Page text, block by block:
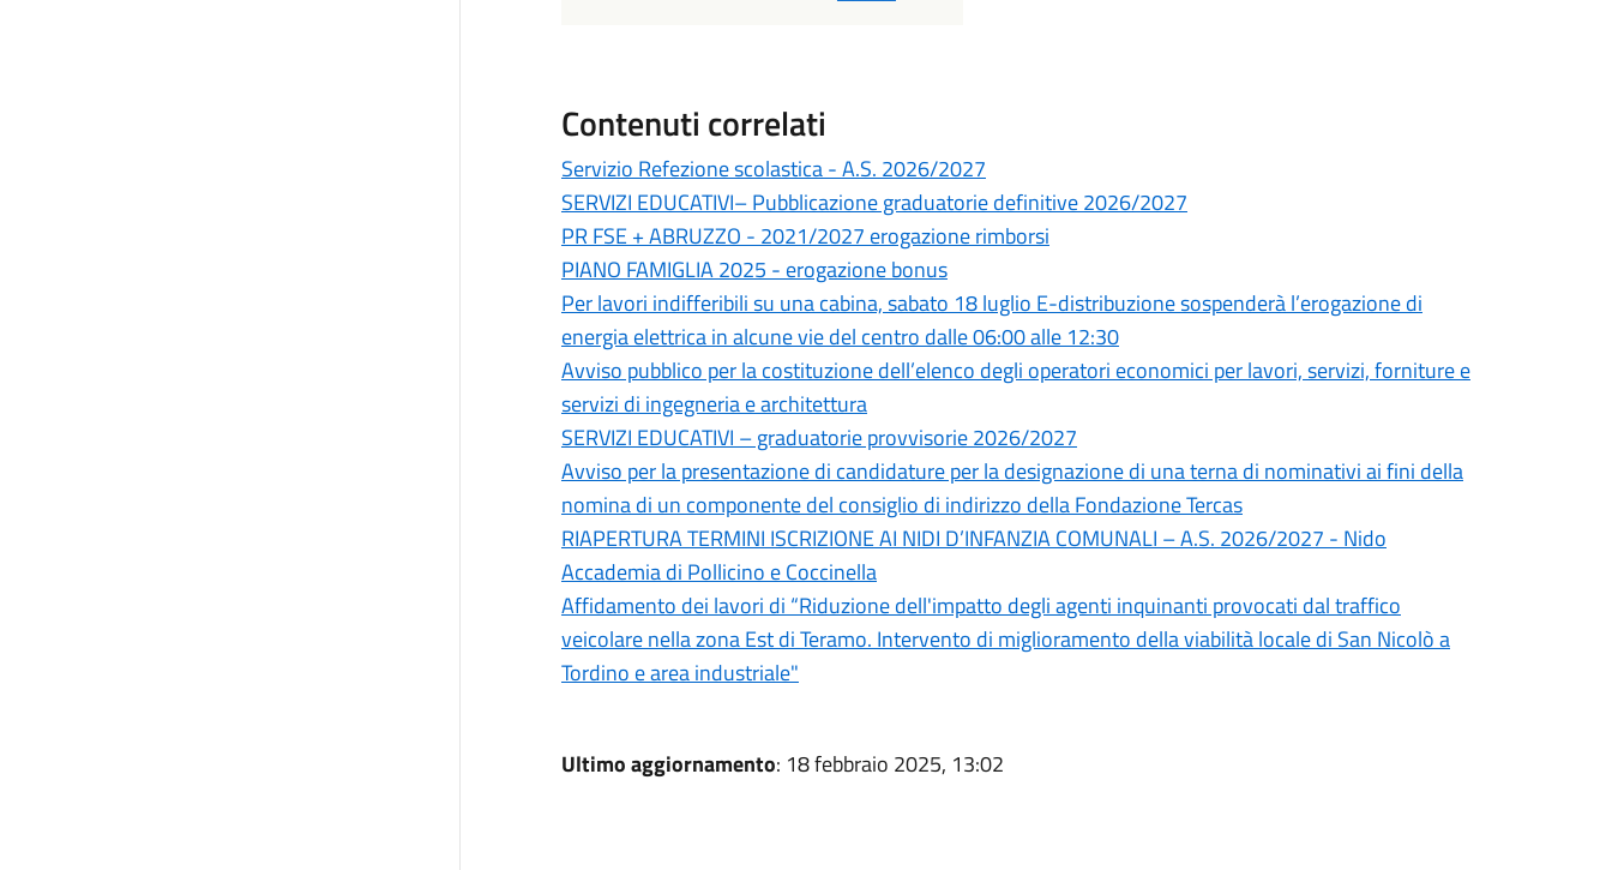
Contenuti correlati
Servizio Refezione scolastica - A.S. 2026/2027
SERVIZI EDUCATIVI– Pubblicazione graduatorie definitive 2026/2027
PR FSE + ABRUZZO - 2021/2027 erogazione rimborsi
PIANO FAMIGLIA 2025 - erogazione bonus
Per lavori indifferibili su una cabina, sabato 18 luglio E-distribuzione sospenderà l’erogazione di
energia elettrica in alcune vie del centro dalle 06:00 alle 12:30
Avviso pubblico per la costituzione dell’elenco degli operatori economici per lavori, servizi, forniture e
servizi di ingegneria e architettura
SERVIZI EDUCATIVI – graduatorie provvisorie 2026/2027
Avviso per la presentazione di candidature per la designazione di una terna di nominativi ai fini della
nomina di un componente del consiglio di indirizzo della Fondazione Tercas
RIAPERTURA TERMINI ISCRIZIONE AI NIDI D’INFANZIA COMUNALI – A.S. 2026/2027 - Nido
Accademia di Pollicino e Coccinella
Affidamento dei lavori di “Riduzione dell'impatto degli agenti inquinanti provocati dal traffico
veicolare nella zona Est di Teramo. Intervento di miglioramento della viabilità locale di San Nicolò a
Tordino e area industriale"
Ultimo aggiornamento: 18 febbraio 2025, 13:02